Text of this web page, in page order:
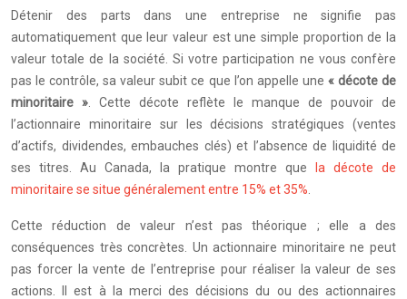
Détenir des parts dans une entreprise ne signifie pas
automatiquement que leur valeur est une simple proportion de la
valeur totale de la société. Si votre participation ne vous confère
pas le contrôle, sa valeur subit ce que l’on appelle une « décote de
minoritaire » . Cette décote reflète le manque de pouvoir de
l’actionnaire minoritaire sur les décisions stratégiques (ventes
d’actifs, dividendes, embauches clés) et l’absence de liquidité de
ses titres. Au Canada, la pratique montre que
la décote de
minoritaire se situe généralement entre 15% et 35%
Cette réduction de valeur n’est pas théorique ; elle a des
conséquences très concrètes. Un actionnaire minoritaire ne peut
pas forcer la vente de l’entreprise pour réaliser la valeur de ses
actions. Il est à la merci des décisions du ou des actionnaires